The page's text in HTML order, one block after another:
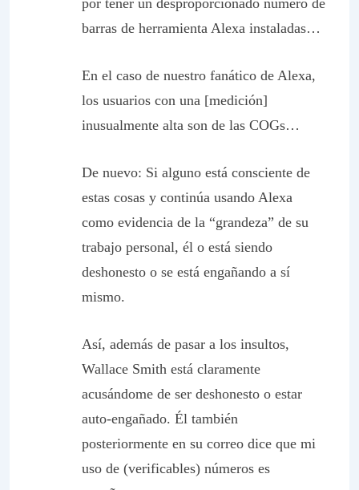
por tener un desproporcionado número de
barras de herramienta Alexa instaladas…
En el caso de nuestro fanático de Alexa,
los usuarios con una [medición]
inusualmente alta son de las COGs…
De nuevo: Si alguno está consciente de
estas cosas y continúa usando Alexa
como evidencia de la “grandeza” de su
trabajo personal, él o está siendo
deshonesto o se está engañando a sí
mismo.
Así, además de pasar a los insultos,
Wallace Smith está claramente
acusándome de ser deshonesto o estar
auto-engañado. Él también
posteriormente en su correo dice que mi
uso de (verificables) números es